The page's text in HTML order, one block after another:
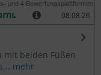
mit beiden Füßen
mehr